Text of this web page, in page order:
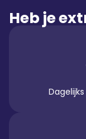
Heb je